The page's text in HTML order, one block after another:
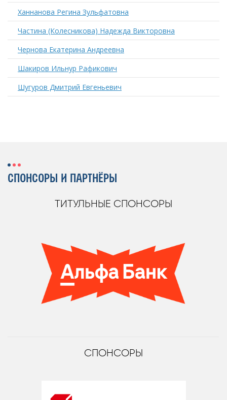
Ханнанова Регина Зульфатовна
Частина (Колесникова) Надежда Викторовна
Чернова Екатерина Андреевна
Шакиров Ильнур Рафикович
Шугуров Дмитрий Евгеньевич
СПОНСОРЫ И ПАРТНЁРЫ
ТИТУЛЬНЫЕ СПОНСОРЫ
СПОНСОРЫ